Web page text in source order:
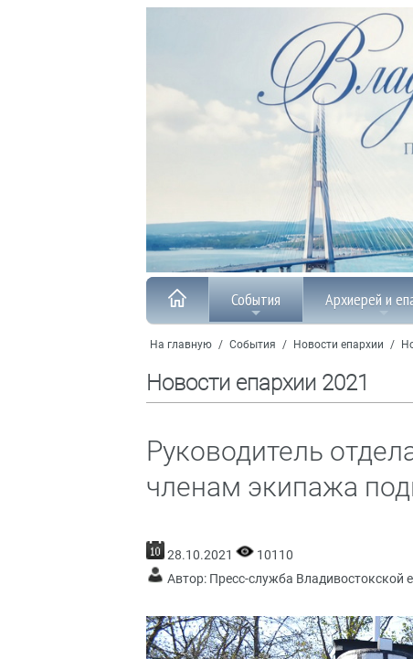
События Архиерей и
На главную / События / Новости епархии /
Новости епархии 2021
Руководитель
членам экипажа
28.10.2021
10110
Автор: Пресс-служба Владивостокской